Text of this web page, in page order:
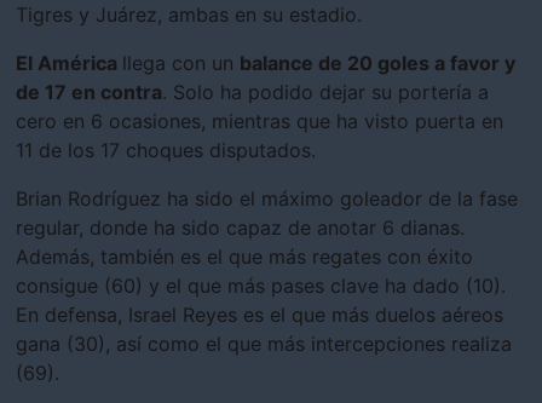
Tigres y Juárez, ambas en su estadio.
El América llega con un balance de 20 goles a favor y
de 17 en contra. Solo ha podido dejar su portería a
cero en 6 ocasiones, mientras que ha visto puerta en
11 de los 17 choques disputados.
Brian Rodríguez ha sido el máximo goleador de la fase
regular, donde ha sido capaz de anotar 6 dianas.
Además, también es el que más regates con éxito
consigue (60) y el que más pases clave ha dado (10).
En defensa, Israel Reyes es el que más duelos aéreos
gana (30), así como el que más intercepciones realiza
(69).